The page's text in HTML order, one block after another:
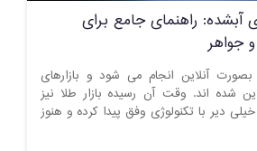
راهنمای جامع برای
جواهر
بصورت آنلاین انجام می شود و بازارهای
شده اند. وقت آن رسیده بازار طلا نیز
دیر با تکنولوژی وفق پیدا کرده و هنوز
بصورت حضوری انجام می شود.